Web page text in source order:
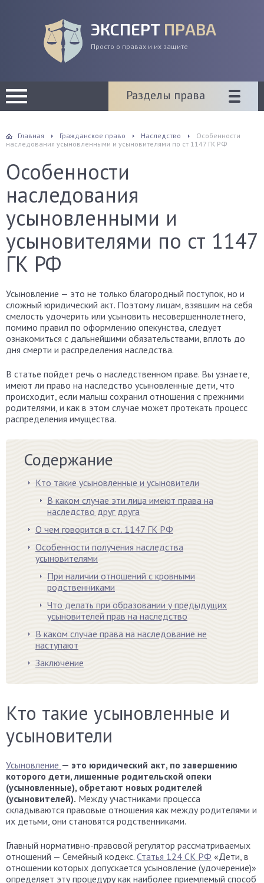
ЭКСПЕРТ ПРАВА
Просто о правах и их защите
Разделы права
Главная Гражданское право Наследство
Особенности
наследования усыновленными и усыновителями по ст 1147 ГК РФ
Особенности
наследования
усыновленными и
усыновителями по ст 1147
ГК РФ
Усыновление — это не только благородный поступок, но и
сложный юридический акт. Поэтому лицам, взявшим на себя
смелость удочерить или усыновить несовершеннолетнего,
помимо правил по оформлению опекунства, следует
ознакомиться с дальнейшими обязательствами, вплоть до
дня смерти и распределения наследства.
В статье пойдет речь о наследственном праве. Вы узнаете,
имеют ли право на наследство усыновленные дети, что
происходит, если малыш сохранил отношения с прежними
родителями, и как в этом случае может протекать процесс
распределения имущества.
Содержание
Кто такие усыновленные и усыновители
В каком случае эти лица имеют права на
наследство друг друга
О чем говорится в ст. 1147 ГК РФ
Особенности получения наследства
усыновителями
При наличии отношений с кровными
родственниками
Что делать при образовании у предыдущих
усыновителей прав на наследство
В каком случае права на наследование не
наступают
Заключение
Кто такие усыновленные и
усыновители
Усыновление — это юридический акт, по завершению
которого дети, лишенные родительской опеки
(усыновленные), обретают новых родителей
(усыновителей). Между участниками процесса
складываются правовые отношения как между родителями и
их детьми, они становятся родственниками.
Главный нормативно-правовой регулятор рассматриваемых
отношений — Семейный кодекс. Статья 124 СК РФ «Дети, в
отношении которых допускается усыновление (удочерение)»
определяет эту процедуру как наиболее приемлемый способ